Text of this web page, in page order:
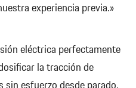
experiencia previa.»
eléctrica perfectamente
la tracción de